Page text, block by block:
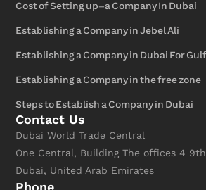
Cost of Setting up-a Company In Dubai
Establishing a Company in Jebel Ali
Establishing a Company in Dubai For
Establishing a Company in the free zone
Steps to Establish a Company in Dubai
Contact Us
Dubai World Trade Central
One Central, Building The offices 4
Dubai, United Arab Emirates